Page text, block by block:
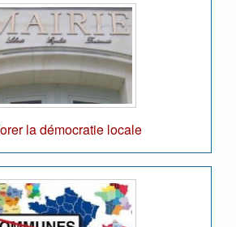
la démocratie locale